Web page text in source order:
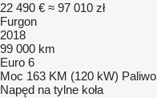
22 490 € ≈ 97 010 zł
Furgon
2018
99 000 km
Euro 6
Moc 163 KM (120 kW) Paliwo
Napęd na tylne koła